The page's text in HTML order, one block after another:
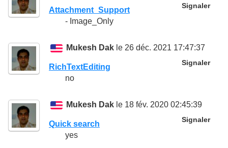
Signaler
Attachment_Support
- Image_Only
Mukesh Dak le 26 déc. 2021 17:47:37
Signaler
RichTextEditing
no
Mukesh Dak le 18 fév. 2020 02:45:39
Signaler
Quick search
yes